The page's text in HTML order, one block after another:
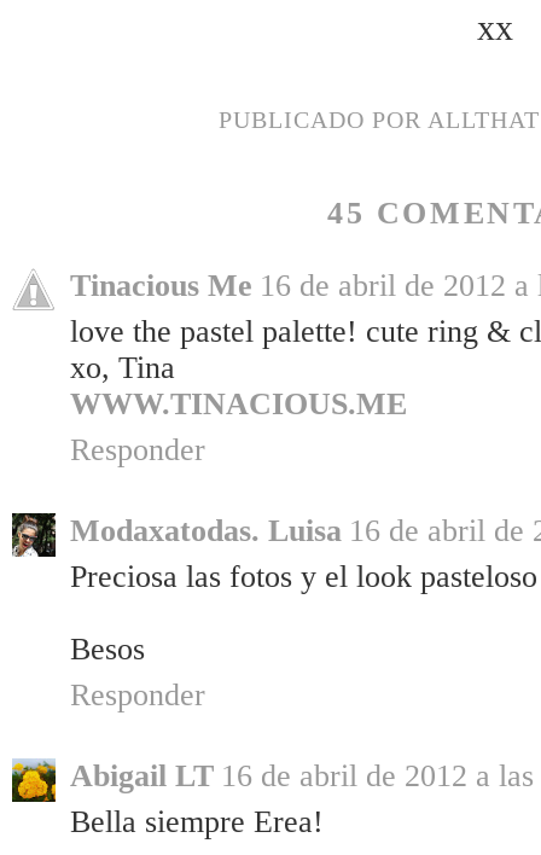
xx
PUBLICADO POR
45
Tinacious Me 16 de abril de 2012 a
love the pastel palette! cute ring &
xo, Tina
WWW.TINACIOUS.ME
Responder
Modaxatodas. Luisa 16 de abril de
Preciosa las fotos y el look
Besos
Responder
Abigail LT 16 de abril de 2012 a
Bella siempre Erea!